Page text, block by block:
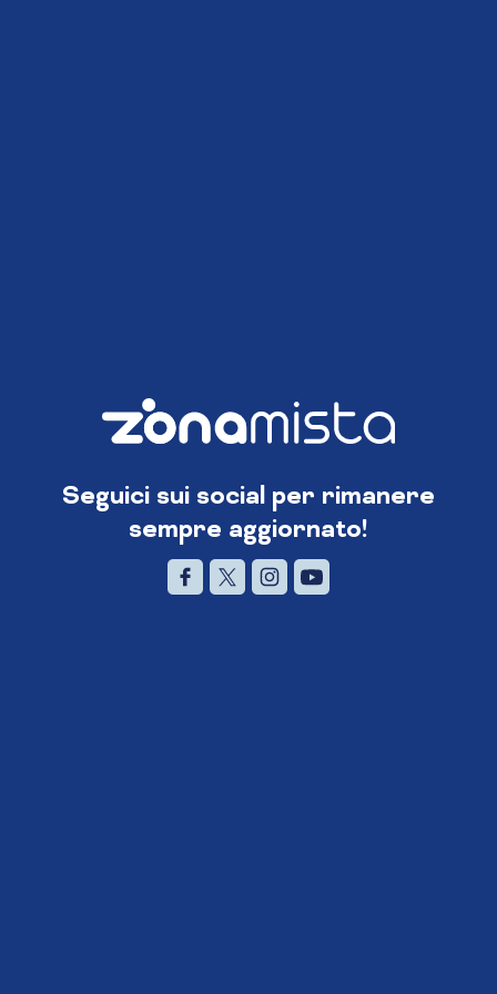
Seguici sui social per rimanere
sempre aggiornato!